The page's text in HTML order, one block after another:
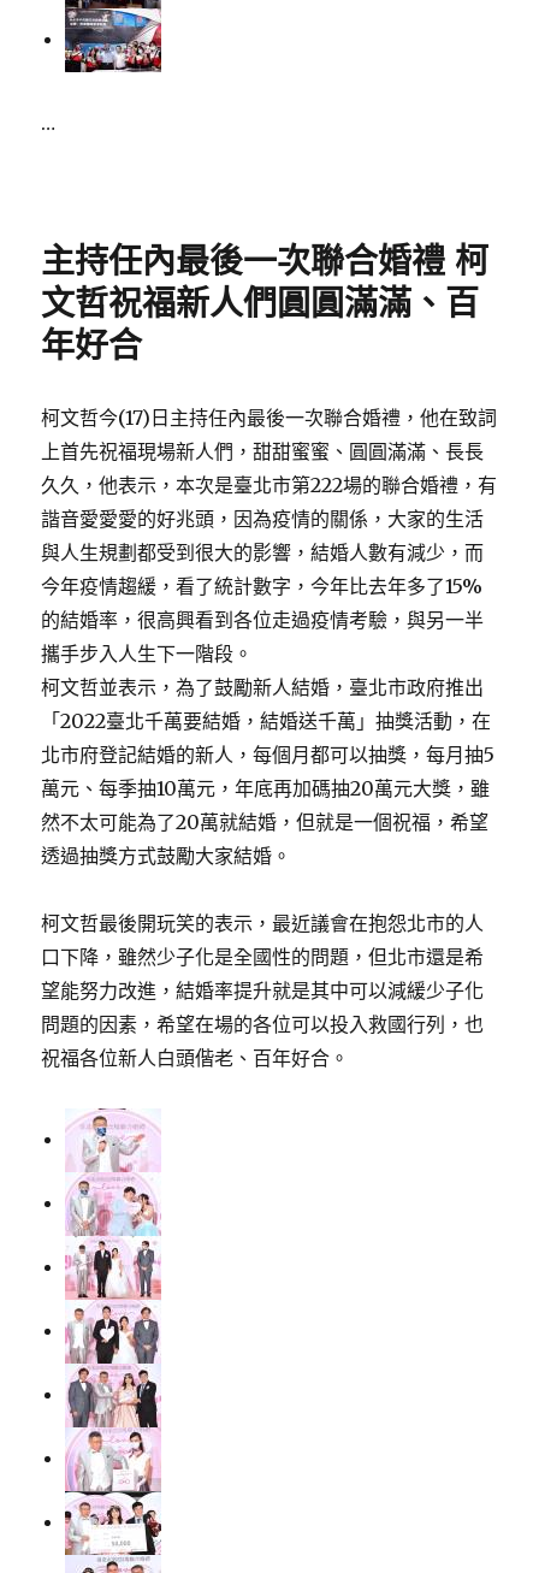
…
主持任內最後一次聯合婚禮 柯
文哲祝福新人們圓圓滿滿、百
年好合
柯文哲今(17)日主持任內最後一次聯合婚禮，他在致詞
上首先祝福現場新人們，甜甜蜜蜜、圓圓滿滿、長長
久久，他表示，本次是臺北市第222場的聯合婚禮，有
諧音愛愛愛的好兆頭，因為疫情的關係，大家的生活
與人生規劃都受到很大的影響，結婚人數有減少，而
今年疫情趨緩，看了統計數字，今年比去年多了15%
的結婚率，很高興看到各位走過疫情考驗，與另一半
攜手步入人生下一階段。
柯文哲並表示，為了鼓勵新人結婚，臺北市政府推出
「2022臺北千萬要結婚，結婚送千萬」抽獎活動，在
北市府登記結婚的新人，每個月都可以抽獎，每月抽5
萬元、每季抽10萬元，年底再加碼抽20萬元大獎，雖
然不太可能為了20萬就結婚，但就是一個祝福，希望
透過抽獎方式鼓勵大家結婚。
柯文哲最後開玩笑的表示，最近議會在抱怨北市的人
口下降，雖然少子化是全國性的問題，但北市還是希
望能努力改進，結婚率提升就是其中可以減緩少子化
問題的因素，希望在場的各位可以投入救國行列，也
祝福各位新人白頭偕老、百年好合。